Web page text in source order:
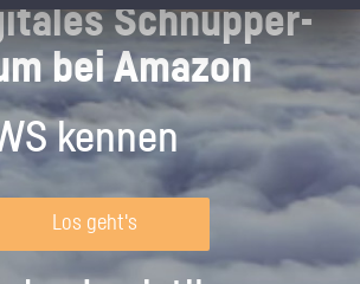
Schnupper­
bei Amazon
kennen
Los geht's